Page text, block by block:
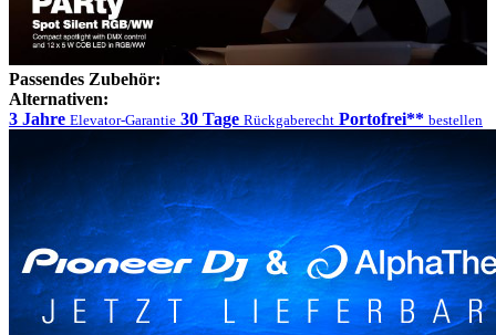
Passendes Zubehör:
Alternativen:
3 Jahre Elevator-Garantie 30 Tage Rückgaberecht Portofrei** bestellen